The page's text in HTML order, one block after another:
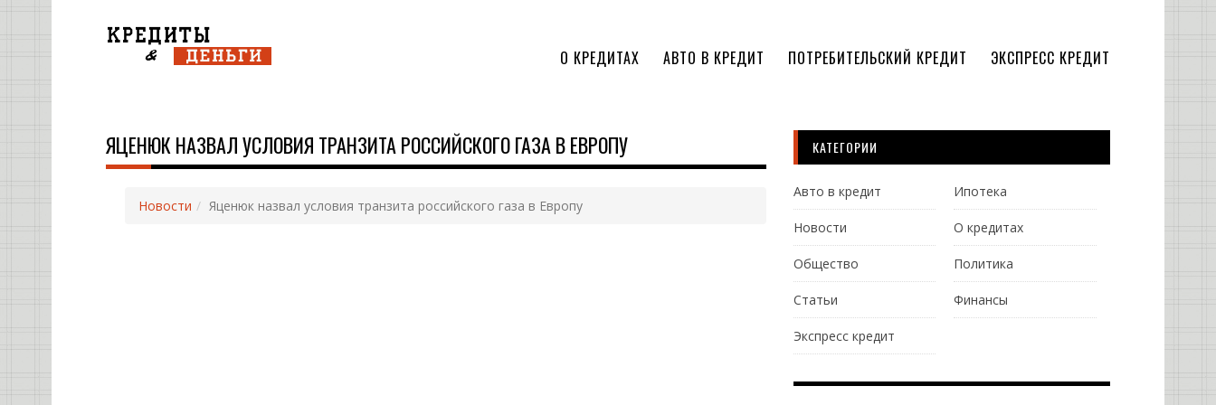
О КРЕДИТАХ АВТО В КРЕДИТ ПОТРЕБИТЕЛЬСКИЙ КРЕДИТ ЭКСПРЕСС КРЕДИТ
ЯЦЕНЮК НАЗВАЛ УСЛОВИЯ ТРАНЗИТА РОССИЙСКОГО ГАЗА В ЕВРОПУ
Новости Яценюк назвал условия транзита российского газа в Европу
КАТЕГОРИИ
Авто в кредит Ипотека
Новости О кредитах
Общество Политика
Статьи Финансы
Экспресс кредит